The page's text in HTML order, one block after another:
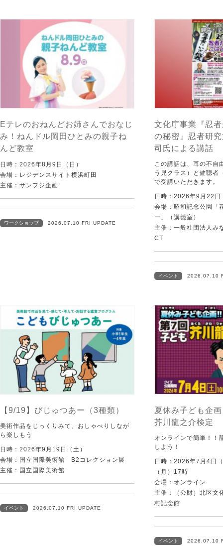
Eテレのおねんどお姉さんでおなじ
み！ねんドル岡田ひとみの親子ね
んど教室
日時：2026年8月9日（日）
会場：レジデンスサイト横浜町田
主催：サンフジ企画
ワークショップ 2026.07.10 FRI UPDATE
文化庁事業『忍
の秘密』忍者研
司氏による講話
この講話は、耳の不自
う児クラス）と健聴者
で受講いただきます。
日時：2026年9月22日
会場：昭和記念公園「
ー」（講義室）
主催：一般社団法人み
CT
イベント 2026.07.10
【9/19】びじゅつあー（3種類）
美術作品をじっくりみて、おしゃべりしなが
ら楽しもう
日時：2026年9月19日（土）
会場：国立国際美術館 B2コレクション展
主催：国立国際美術館
イベント 2026.07.10 FRI UPDATE
夏休み子ども企
芥川龍之介検定
オンラインで簡単！！
しよう！
日時：2026年7月4日
（月）17時
会場：オンライン
主催：（公財）北区
村記念館
イベント 2026.07.10